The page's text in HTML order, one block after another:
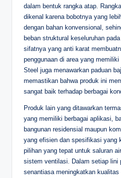
dalam bentuk rangka atap.
dikenal karena bobotnya yang
dengan bahan konvensional,
beban struktural keseluruhan
sifatnya yang anti karat
penggunaan di area yang
Steel juga menawarkan paduan
memastikan bahwa produk ini
sangat baik terhadap berbagai
Produk lain yang ditawarkan
yang memiliki berbagai aplikasi,
bangunan residensial maupun
yang efisien dan spesifikasi yang
pilihan yang tepat untuk saluran
sistem ventilasi. Dalam setiap lini
senantiasa meningkatkan